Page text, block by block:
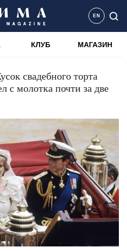
EN
КЛУБ МАГАЗИН
свадебного торта
с молотка почти за две